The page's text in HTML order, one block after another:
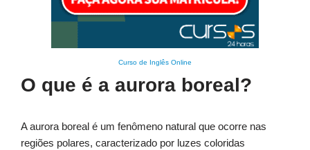
Curso de Inglês Online
O que é a aurora boreal?
A aurora boreal é um fenômeno natural que ocorre nas
regiões polares, caracterizado por luzes coloridas